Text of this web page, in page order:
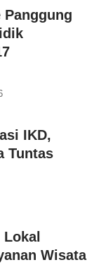
IKD,
Tuntas
Wisata